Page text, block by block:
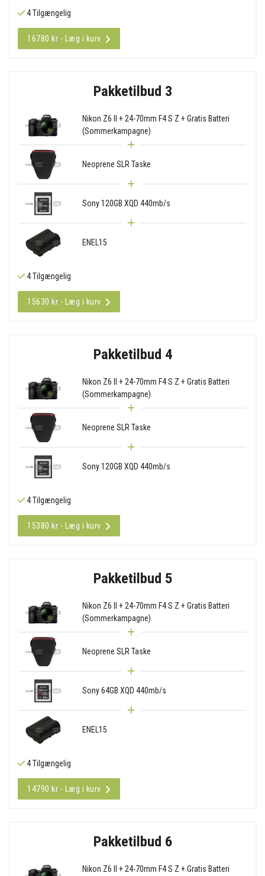
4 Tilgængelig
16780 kr - Læg i kurv
Pakketilbud 3
Nikon Z6 II + 24-70mm F4 S Z + Gratis Batteri
(Sommerkampagne)
Neoprene SLR Taske
Sony 120GB XQD 440mb/s
ENEL15
4 Tilgængelig
15630 kr - Læg i kurv
Pakketilbud 4
Nikon Z6 II + 24-70mm F4 S Z + Gratis Batteri
(Sommerkampagne)
Neoprene SLR Taske
Sony 120GB XQD 440mb/s
4 Tilgængelig
15380 kr - Læg i kurv
Pakketilbud 5
Nikon Z6 II + 24-70mm F4 S Z + Gratis Batteri
(Sommerkampagne)
Neoprene SLR Taske
Sony 64GB XQD 440mb/s
ENEL15
4 Tilgængelig
14790 kr - Læg i kurv
Pakketilbud 6
Nikon Z6 II + 24-70mm F4 S Z + Gratis Batteri